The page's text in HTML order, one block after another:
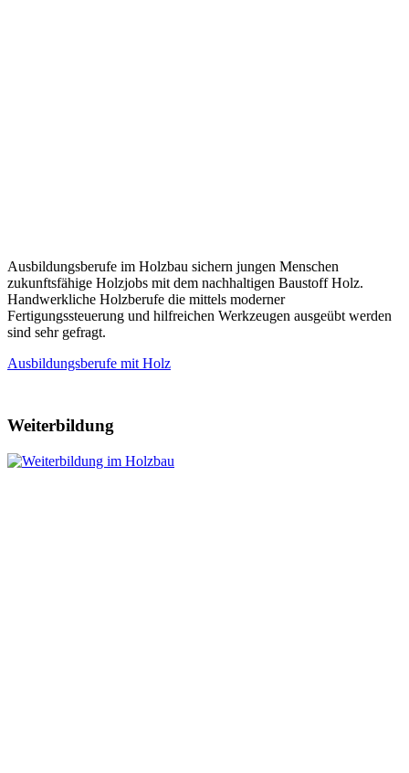
Ausbildungsberufe im Holzbau sichern jungen Menschen
zukunftsfähige Holzjobs mit dem nachhaltigen Baustoff Holz.
Handwerkliche Holzberufe die mittels moderner
Fertigungssteuerung und hilfreichen Werkzeugen ausgeübt werden
sind sehr gefragt.
Ausbildungsberufe mit Holz
Weiterbildung